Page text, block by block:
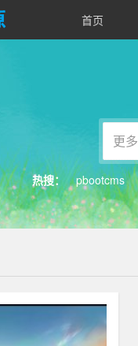
首页
热搜： pbootcms